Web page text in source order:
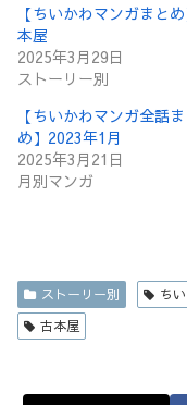
【ちいかわマンガまと
本屋
2025年3月29日
ストーリー別
【ちいかわマンガ全話
め】2023年1月
2025年3月21日
月別マンガ
ストーリー別 ち
古本屋